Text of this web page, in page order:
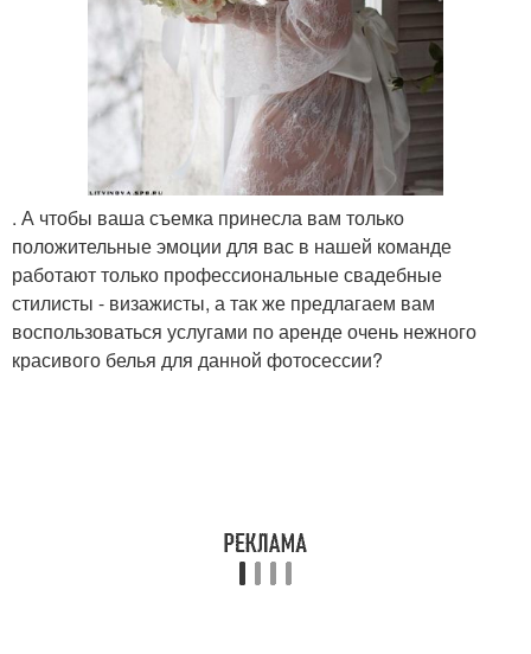
. А чтобы ваша съемка принесла вам только
положительные эмоции для вас в нашей команде
работают только профессиональные свадебные
стилисты - визажисты, а так же предлагаем вам
воспользоваться услугами по аренде очень нежного
красивого белья для данной фотосессии?